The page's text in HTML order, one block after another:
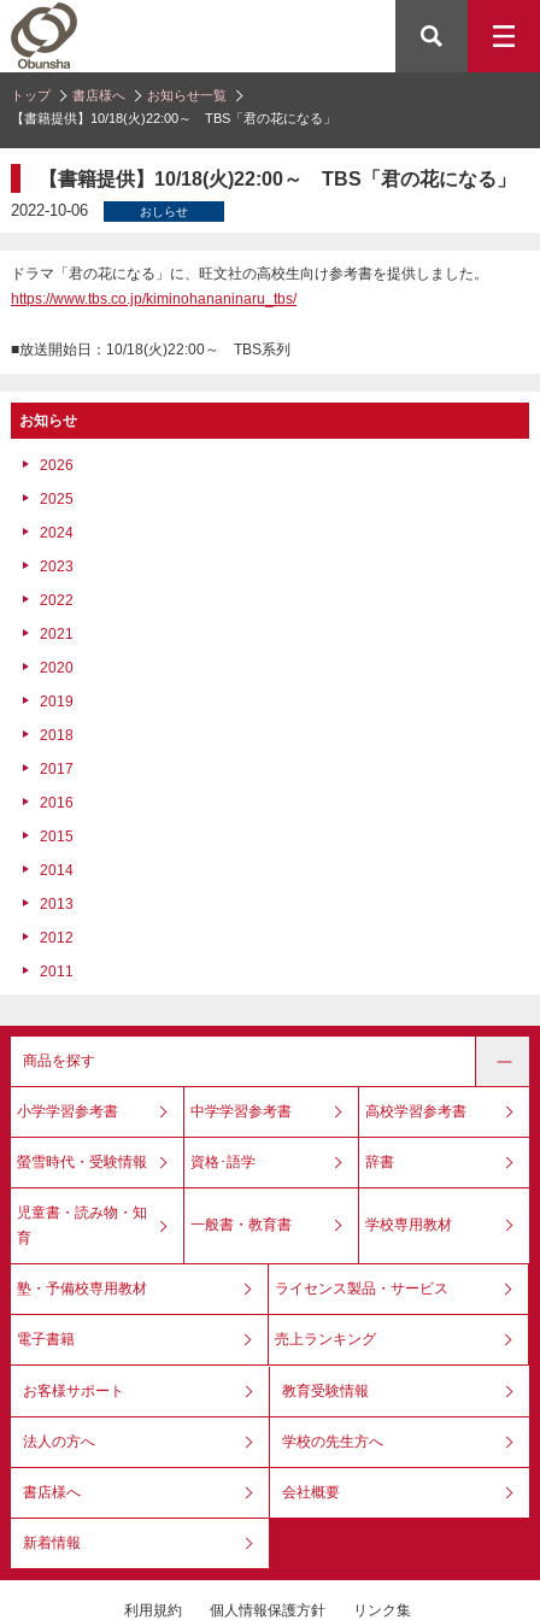
トップ 書店様へ
お知らせ一覧
【書籍提供】10/18(火)22:00～ TBS「君の花になる」
【書籍提供】10/18(火)22:00～ TBS「君の花になる」
2022-10-06 おしらせ
ドラマ「君の花になる」に、旺文社の高校生向け参考書を提供しました。
https://www.tbs.co.jp/kiminohananinaru_tbs/
■放送開始日：10/18(火)22:00～ TBS系列
お知らせ
2026
2025
2024
2023
2022
2021
2020
2019
2018
2017
2016
2015
2014
2013
2012
2011
商品を探す
小学学習参考書 中学学習参考書 高校学習参考書
螢雪時代・受験情報 資格･語学 辞書
児童書・読み物・知
育
一般書・教育書 学校専用教材
塾・予備校専用教材 ライセンス製品・サービス
電子書籍 売上ランキング
お客様サポート 教育受験情報
法人の方へ 学校の先生方へ
書店様へ 会社概要
新着情報
利用規約 個人情報保護方針 リンク集